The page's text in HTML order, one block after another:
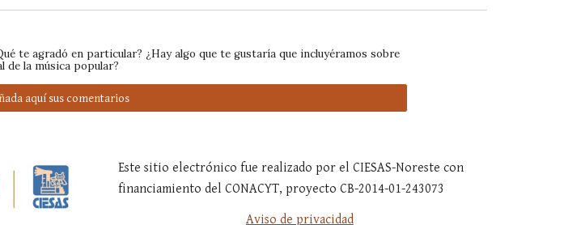
te agradó en particular? ¿Hay algo que te gustaría que incluyéramos sobre
de la música popular?
aquí sus comentarios
Este sitio electrónico fue realizado por el CIESAS-Noreste con
financiamiento del CONACYT, proyecto CB-2014-01-243073
Aviso de privacidad